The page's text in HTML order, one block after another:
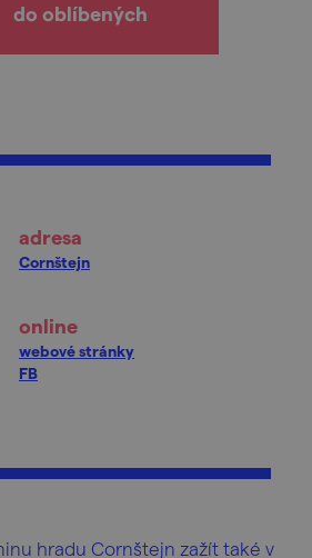
do oblíbených
adresa
Cornštejn
online
webové stránky
FB
hradu Cornštejn zažít také v